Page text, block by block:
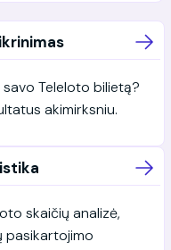
Teleloto bilietą?
akimirksniu.
skaičių analizė,
pasikartojimo